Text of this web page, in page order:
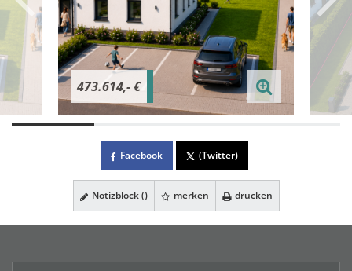
473.614,- €
Facebook (Twitter)
Notizblock () merken drucken